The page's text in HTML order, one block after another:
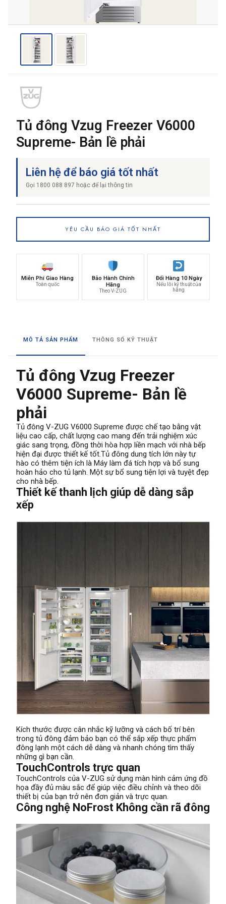
THƯƠNG HIỆU
→ GỬI YÊU CẦU BÁO GIÁ
Tủ đông Vzug Freezer V6000
Supreme- Bản lề phải
Liên hệ để báo giá tốt nhất
Gọi 1800 088 897 hoặc để lại thông tin
YÊU CẦU BÁO GIÁ TỐT NHẤT
Miễn Phí Giao Hàng
Toàn quốc
Bảo Hành Chính
Hãng
Theo V-ZUG
Đổi Hàng 10 Ngày
Nếu lỗi kỹ thuật của
hãng
MÔ TẢ SẢN PHẨM THÔNG SỐ KỸ THUẬT
Tủ đông Vzug Freezer
V6000 Supreme- Bản lề
phải
Tủ đông V-ZUG V6000 Supreme được chế tạo bằng vật
liệu cao cấp, chất lượng cao mang đến trải nghiệm xúc
giác sang trọng, đồng thời hòa hợp liền mạch với nhà bếp
hiện đại được thiết kế tốt.Tủ đông dung tích lớn này tự
hào có thêm tiện ích là Máy làm đá tích hợp và bổ sung
hoàn hảo cho tủ lạnh. Một sự bổ sung tiện lợi và tuyệt đẹp
cho nhà bếp.
Thiết kế thanh lịch giúp dễ dàng sắp
xếp
Kích thước được cân nhắc kỹ lưỡng và cách bố trí bên
trong tủ đông đảm bảo bạn có thể sắp xếp thực phẩm
đông lạnh một cách dễ dàng và nhanh chóng tìm thấy
những gì bạn cần.
TouchControls trực quan
TouchControls của V-ZUG sử dụng màn hình cảm ứng đồ
họa đầy đủ màu sắc để giúp việc điều chỉnh và theo dõi
thiết bị của bạn trở nên đơn giản và trực quan.
Công nghệ NoFrost​ Không cần rã đông